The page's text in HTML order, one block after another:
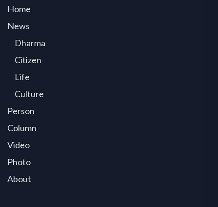
Home
News
Dharma
Citizen
Life
Culture
Person
Column
Video
Photo
About